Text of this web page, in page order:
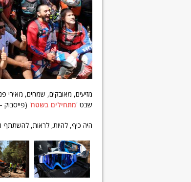
מזיעים, מאובקים, שמחים, מאירי
שבט 'מתחילים בשטח' (פייסבוק – 9,350 חברים) שנערך ביום שישי 27.9.19 בתל
היה כיף, להיות, לראות, להשתתף